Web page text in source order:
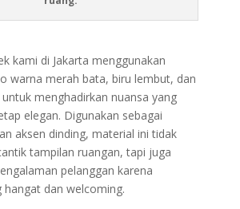
kami di Jakarta menggunakan
warna merah bata, biru lembut, dan
menghadirkan nuansa yang
elegan. Digunakan sebagai
aksen dinding, material ini tidak
tampilan ruangan, tapi juga
pelanggan karena
hangat dan welcoming.